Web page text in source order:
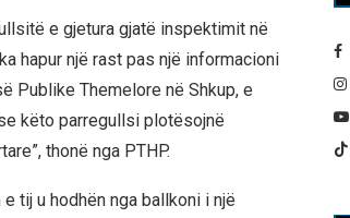
e gjetura gjatë inspektimit në
hapur një rast pas një informacioni
Publike Themelore në Shkup, e
këto parregullsi plotësojnë
thonë nga PTHP.
tij u hodhën nga ballkoni i një